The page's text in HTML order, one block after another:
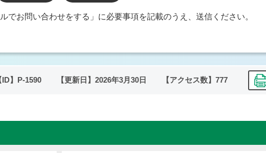
でお問い合わせをする」に必要事項を記載のうえ、送信ください。
ID】 P-1590 【更新日】 2026年3月30日 【アクセス数】 777